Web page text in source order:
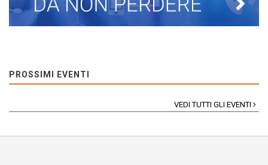
PROSSIMI EVENTI
VEDI TUTTI GLI EVENTI